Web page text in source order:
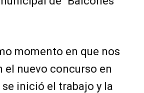
momento en que nos
el nuevo concurso en
inició el trabajo y la